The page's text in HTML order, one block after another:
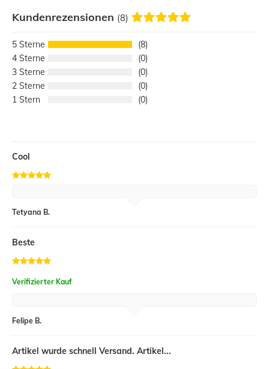
Kundenrezensionen (8)
5
8
4
0
3
0
2
0
1
0
Cool
Tetyana B.
Beste
Verifizierter Kauf
Felipe B.
Artikel wurde schnell Versand. Artikel...